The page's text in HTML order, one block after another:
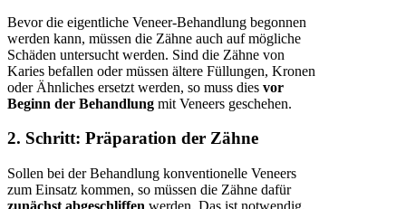
Bevor die eigentliche Veneer-Behandlung begonnen
werden kann, müssen die Zähne auch auf mögliche
Schäden untersucht werden. Sind die Zähne von
Karies befallen oder müssen ältere Füllungen, Kronen
oder Ähnliches ersetzt werden, so muss dies vor
Beginn der Behandlung mit Veneers geschehen.
2. Schritt: Präparation der Zähne
Sollen bei der Behandlung konventionelle Veneers
zum Einsatz kommen, so müssen die Zähne dafür